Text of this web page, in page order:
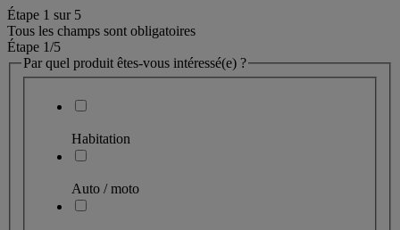
Étape 1 sur 5
Tous les champs sont obligatoires
Étape 1/5
Par quel produit êtes-vous intéressé(e) ?
Habitation
Auto / moto